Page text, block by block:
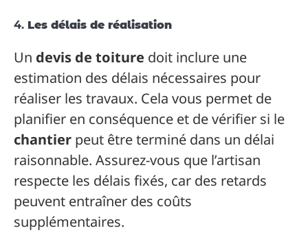
4. Les délais de réalisation
Un devis de toiture doit inclure une
estimation des délais nécessaires pour
réaliser les travaux. Cela vous permet de
planifier en conséquence et de vérifier si le
chantier peut être terminé dans un délai
raisonnable. Assurez-vous que l’artisan
respecte les délais fixés, car des retards
peuvent entraîner des coûts
supplémentaires.